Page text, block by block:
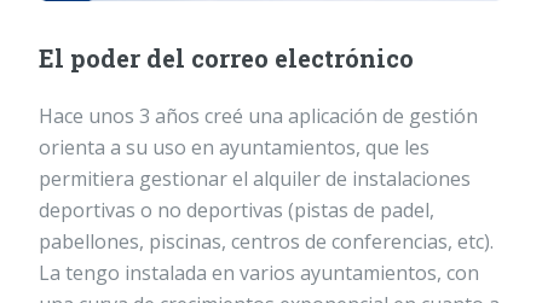
El poder del correo electrónico
Hace unos 3 años creé una aplicación de gestión
orienta a su uso en ayuntamientos, que les
permitiera gestionar el alquiler de instalaciones
deportivas o no deportivas (pistas de padel,
pabellones, piscinas, centros de conferencias, etc).
La tengo instalada en varios ayuntamientos, con